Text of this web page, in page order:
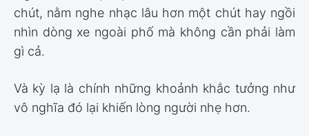
chút, nằm nghe nhạc lâu hơn một chút hay ngồi
nhìn dòng xe ngoài phố mà không cần phải làm
gì cả.
Và kỳ lạ là chính những khoảnh khắc tưởng như
vô nghĩa đó lại khiến lòng người nhẹ hơn.